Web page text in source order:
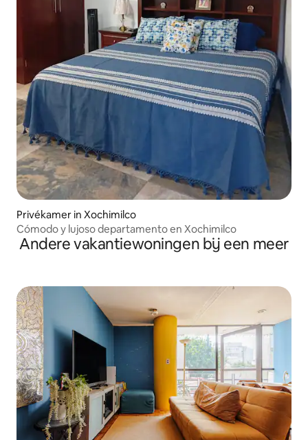
Privékamer in Xochimilco
Cómodo y lujoso departamento en Xochimilco
Andere vakantiewoningen bij een meer